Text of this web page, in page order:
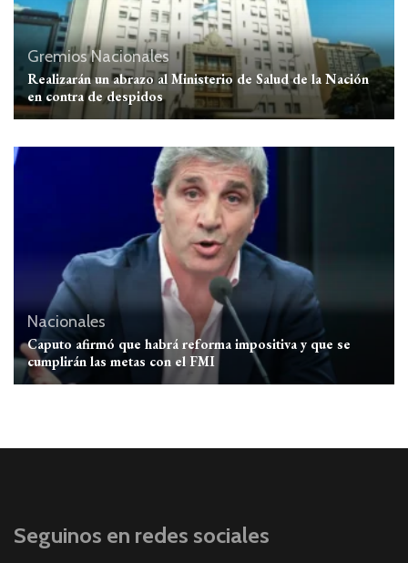
Gremios Nacionales
Realizarán un abrazo al Ministerio de Salud de la Nación
en contra de despidos
Nacionales
Caputo afirmó que habrá reforma impositiva y que se
cumplirán las metas con el FMI
Seguinos en redes sociales